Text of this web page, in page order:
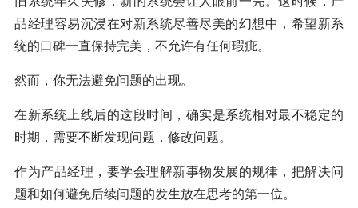
品经理容易沉浸在对新系统尽善尽美的幻想中，希望新系
统的口碑一直保持完美，不允许有任何瑕疵。
然而，你无法避免问题的出现。
在新系统上线后的这段时间，确实是系统相对最不稳定的
时期，需要不断发现问题，修改问题。
作为产品经理，要学会理解新事物发展的规律，把解决问
题和如何避免后续问题的发生放在思考的第一位。